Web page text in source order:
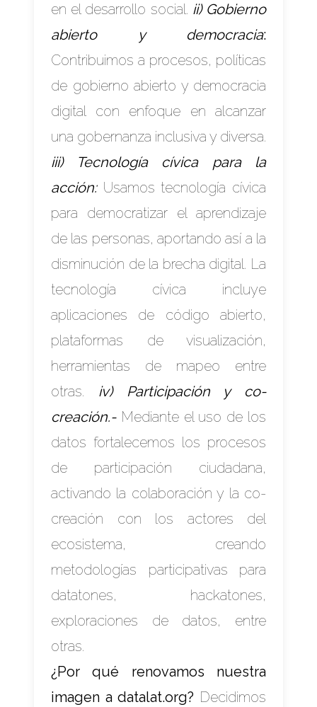
en el desarrollo social. ii) Gobierno
abierto y democracia:
Contribuimos a procesos, políticas
de gobierno abierto y democracia
digital con enfoque en alcanzar
una gobernanza inclusiva y diversa.
iii) Tecnología cívica para la
acción: Usamos tecnología cívica
para democratizar el aprendizaje
de las personas, aportando así a la
disminución de la brecha digital. La
tecnología cívica incluye
aplicaciones de código abierto,
plataformas de visualización,
herramientas de mapeo entre
otras. iv) Participación y co-
creación.- Mediante el uso de los
datos fortalecemos los procesos
de participación ciudadana,
activando la colaboración y la co-
creación con los actores del
ecosistema, creando
metodologías participativas para
datatones, hackatones,
exploraciones de datos, entre
otras.
¿Por qué renovamos nuestra
imagen a datalat.org? Decidimos